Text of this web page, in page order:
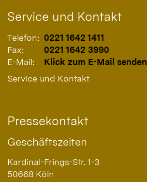
Service und Kontakt
Telefon: 0221 1642 1411
Fax:
0221 1642 3990
E-Mail:
Klick zum E-Mail senden
Service und Kontakt
Pressekontakt
Geschäftszeiten
Kardinal-Frings-Str. 1-3
50668 Köln